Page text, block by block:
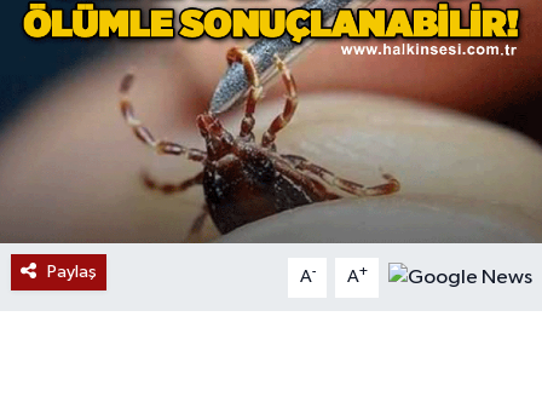
Paylaş A- A+
BİLİM VE TEKNOLOJİ
DUNYA
Ekonomi